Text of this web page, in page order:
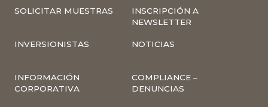
SOLICITAR MUESTRAS
INSCRIPCIÓN A
NEWSLETTER
INVERSIONISTAS NOTICIAS
INFORMACIÓN
CORPORATIVA
COMPLIANCE –
DENUNCIAS